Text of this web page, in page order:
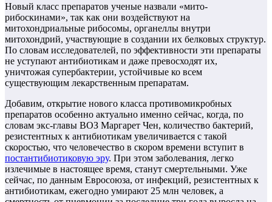
Новый класс препаратов ученые назвали «мито-
рибоскинами», так как они воздействуют на
митохондриальные рибосомы, органеллы внутри
митохондрий, участвующие в создании их белковых структур.
По словам исследователей, по эффективности эти препараты
не уступают антибиотикам и даже превосходят их,
уничтожая супербактерии, устойчивые ко всем
существующим лекарственным препаратам.
Добавим, открытие нового класса противомикробных
препаратов особенно актуально именно сейчас, когда, по
словам экс-главы ВОЗ Маргарет Чен, количество бактерий,
резистентных к антибиотикам увеличивается с такой
скоростью, что человечество в скором времени вступит в
постантибиотиковую эру. При этом заболевания, легко
излечимые в настоящее время, станут смертельными. Уже
сейчас, по данным Евросоюза, от инфекций, резистентных к
антибиотикам, ежегодно умирают 25 млн человек, а